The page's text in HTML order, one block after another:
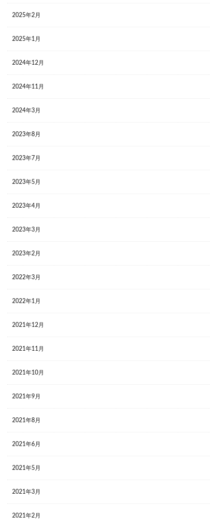
2025年2月
2025年1月
2024年12月
2024年11月
2024年3月
2023年8月
2023年7月
2023年5月
2023年4月
2023年3月
2023年2月
2022年3月
2022年1月
2021年12月
2021年11月
2021年10月
2021年9月
2021年8月
2021年6月
2021年5月
2021年3月
2021年2月